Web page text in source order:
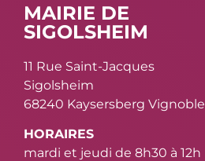
MAIRIE DE
SIGOLSHEIM
11 Rue Saint-Jacques
Sigolsheim
68240 Kaysersberg Vignoble
HORAIRES
mardi et jeudi de 8h30 à 12h